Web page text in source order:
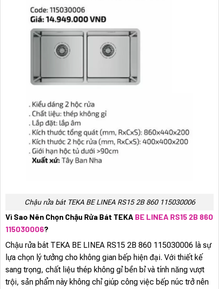
Chậu rửa bát TEKA BE LINEA RS15 2B 860 115030006
Vì Sao Nên Chọn Chậu Rửa Bát TEKA BE LINEA RS15 2B 860
115030006?
Chậu rửa bát TEKA BE LINEA RS15 2B 860 115030006 là sự
lựa chọn lý tưởng cho không gian bếp hiện đại. Với thiết kế
sang trọng, chất liệu thép không gỉ bền bỉ và tính năng vượt
trội, sản phẩm này không chỉ giúp công việc bếp núc trở nên